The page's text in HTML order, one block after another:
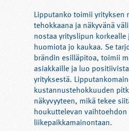
Lipputanko toimii yrityksen
tehokkaana ja näkyvänä
nostaa yrityslipun korkealle
huomiota jo kaukaa. Se
brändin esilläpitoa, toimii
asiakkaille ja luo
yrityksestä.
kustannustehokkuuden
näkyvyyteen, mikä tekee
houkuttelevan vaihtoehdon
liikepaikkamainontaan.